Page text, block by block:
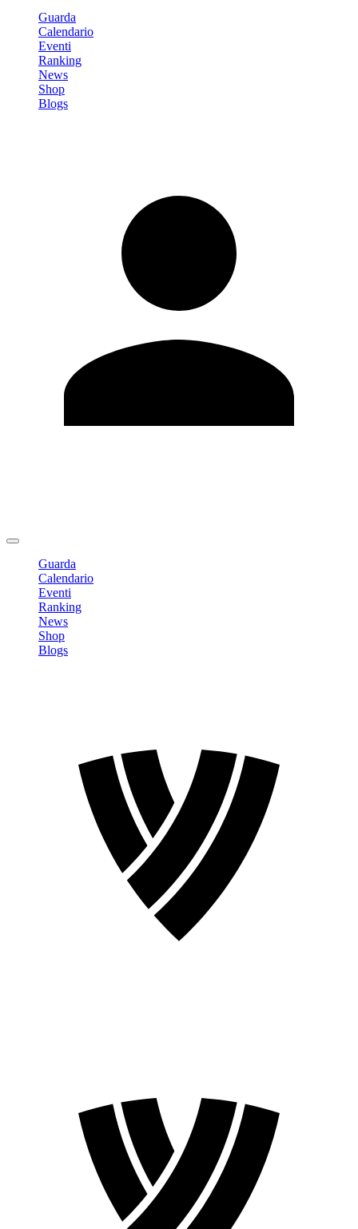
Guarda
Calendario
Eventi
Ranking
News
Shop
Blogs
Guarda
Calendario
Eventi
Ranking
News
Shop
Blogs